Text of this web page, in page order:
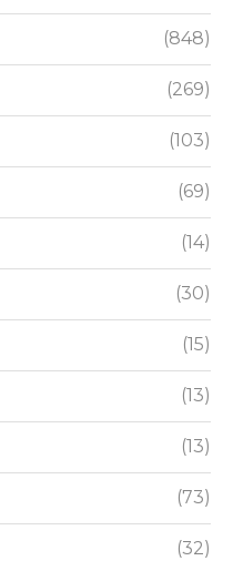
(848)
(269)
(103)
(69)
(14)
(30)
(15)
(13)
(13)
(73)
(32)